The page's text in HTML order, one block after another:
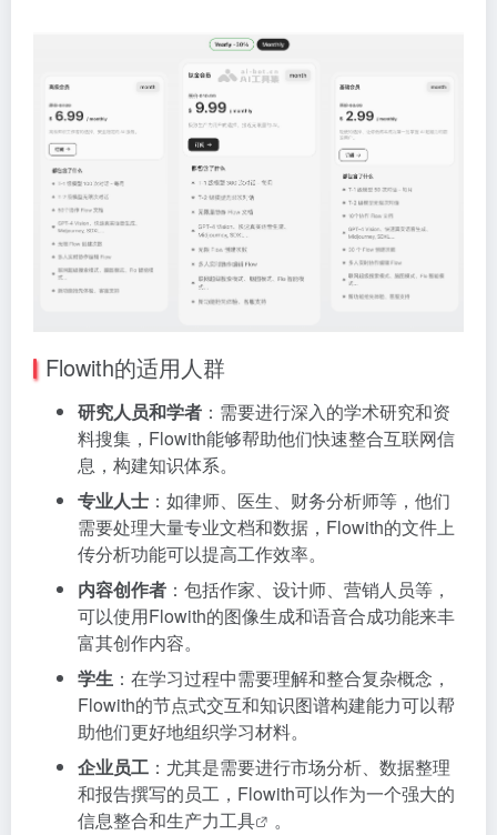
Flowith的适用人群
研究人员和学者 ：需要进行深入的学术研究和资
料搜集，Flowith能够帮助他们快速整合互联网信
息，构建知识体系。
专业人士 ：如律师、医生、财务分析师等，他们
需要处理大量专业文档和数据，Flowith的文件上
传分析功能可以提高工作效率。
内容创作者 ：包括作家、设计师、营销人员等，
可以使用Flowith的图像生成和语音合成功能来丰
富其创作内容。
学生 ：在学习过程中需要理解和整合复杂概念，
Flowith的节点式交互和知识图谱构建能力可以帮
助他们更好地组织学习材料。
企业员工 ：尤其是需要进行市场分析、数据整理
和报告撰写的员工，Flowith可以作为一个强大的
信息整合和生产力工具
。